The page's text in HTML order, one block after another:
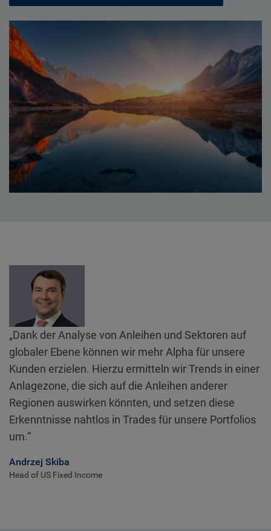
„Dank der Analyse von Anleihen und Sektoren auf
globaler Ebene können wir mehr Alpha für unsere
Kunden erzielen. Hierzu ermitteln wir Trends in einer
Anlagezone, die sich auf die Anleihen anderer
Regionen auswirken könnten, und setzen diese
Erkenntnisse nahtlos in Trades für unsere Portfolios
um.“
Andrzej Skiba
Head of US Fixed Income